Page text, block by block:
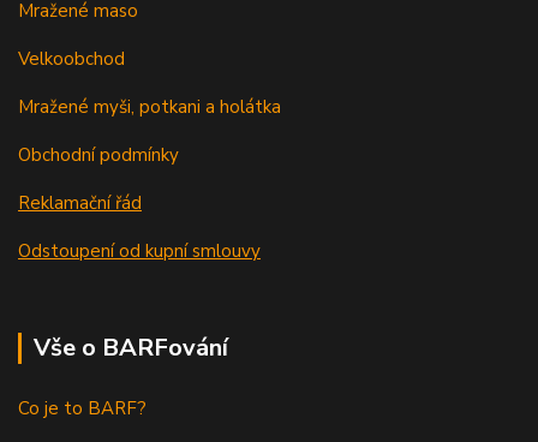
Mražené maso
Velkoobchod
Mražené myši, potkani a holátka
Obchodní podmínky
Reklamační řád
Odstoupení od kupní smlouvy
Vše o BARFování
Co je to BARF?